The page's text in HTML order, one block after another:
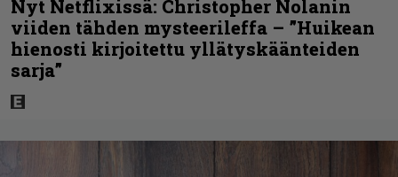
Nyt Netflixissä: Christopher Nolanin
viiden tähden mysteerileffa – ”Huikean
hienosti kirjoitettu yllätyskäänteiden
sarja”